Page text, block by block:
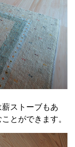
ストーブもあ
とができます。